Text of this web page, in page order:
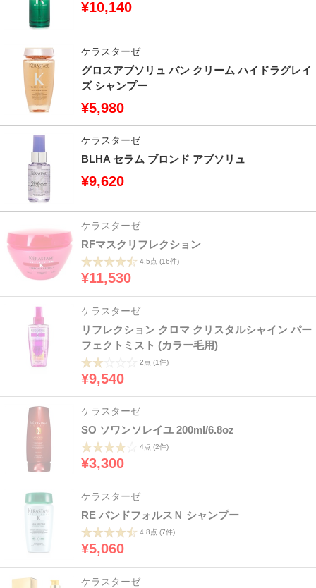
¥10,140
ケラスターゼ
グロスアブソリュ バン クリーム ハイドラグレイ
ズ シャンプー
¥5,980
ケラスターゼ
BLHA セラム ブロンド アブソリュ
¥9,620
ケラスターゼ
RFマスクリフレクション
4.5点 (16件)
¥11,530
ケラスターゼ
リフレクション クロマ クリスタルシャイン パー
フェクトミスト (カラー毛用)
2点 (1件)
¥9,540
ケラスターゼ
SO ソワンソレイユ 200ml/6.8oz
4点 (2件)
¥3,300
ケラスターゼ
RE バンドフォルスＮ シャンプー
4.8点 (7件)
¥5,060
ケラスターゼ